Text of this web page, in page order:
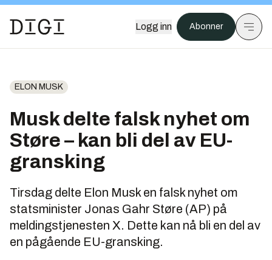
Logg inn Abonner
ELON MUSK
Musk delte falsk nyhet om
Støre – kan bli del av EU-
gransking
Tirsdag delte Elon Musk en falsk nyhet om
statsminister Jonas Gahr Støre (AP) på
meldingstjenesten X. Dette kan nå bli en del av
en pågående EU-gransking.